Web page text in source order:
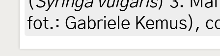
fot.: Gabriele Kemus),